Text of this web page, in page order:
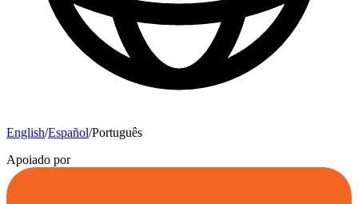
English/Español/Português
Apoiado por